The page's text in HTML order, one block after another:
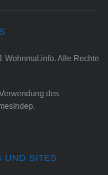
Wohnmal.info. Alle Rechte
des
.
UND SITES